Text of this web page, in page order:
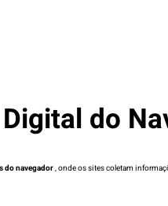
do
do navegador, onde os sites coletam